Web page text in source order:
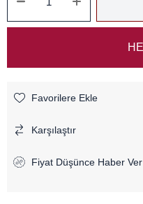
Favorilere Ekle
Karşılaştır
Fiyat Düşünce Haber Ver